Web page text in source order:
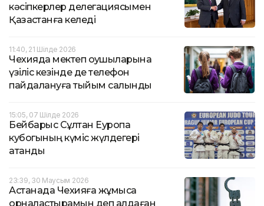
кәсіпкерлер делегациясымен
Қазақстанға келеді
11:40, 21 Шілде 2026
Чехияда мектеп оқушыларына
үзіліс кезінде де телефон
пайдалануға тыйым салынды
15:05, 07 Шілде 2026
Бейбарыс Сұлтан Еуропа
кубогының күміс жүлдегері
атанды
23:39, 30 Маусым 2026
Астанада Чехияға жұмысқа
орналастырамын деп алдаған